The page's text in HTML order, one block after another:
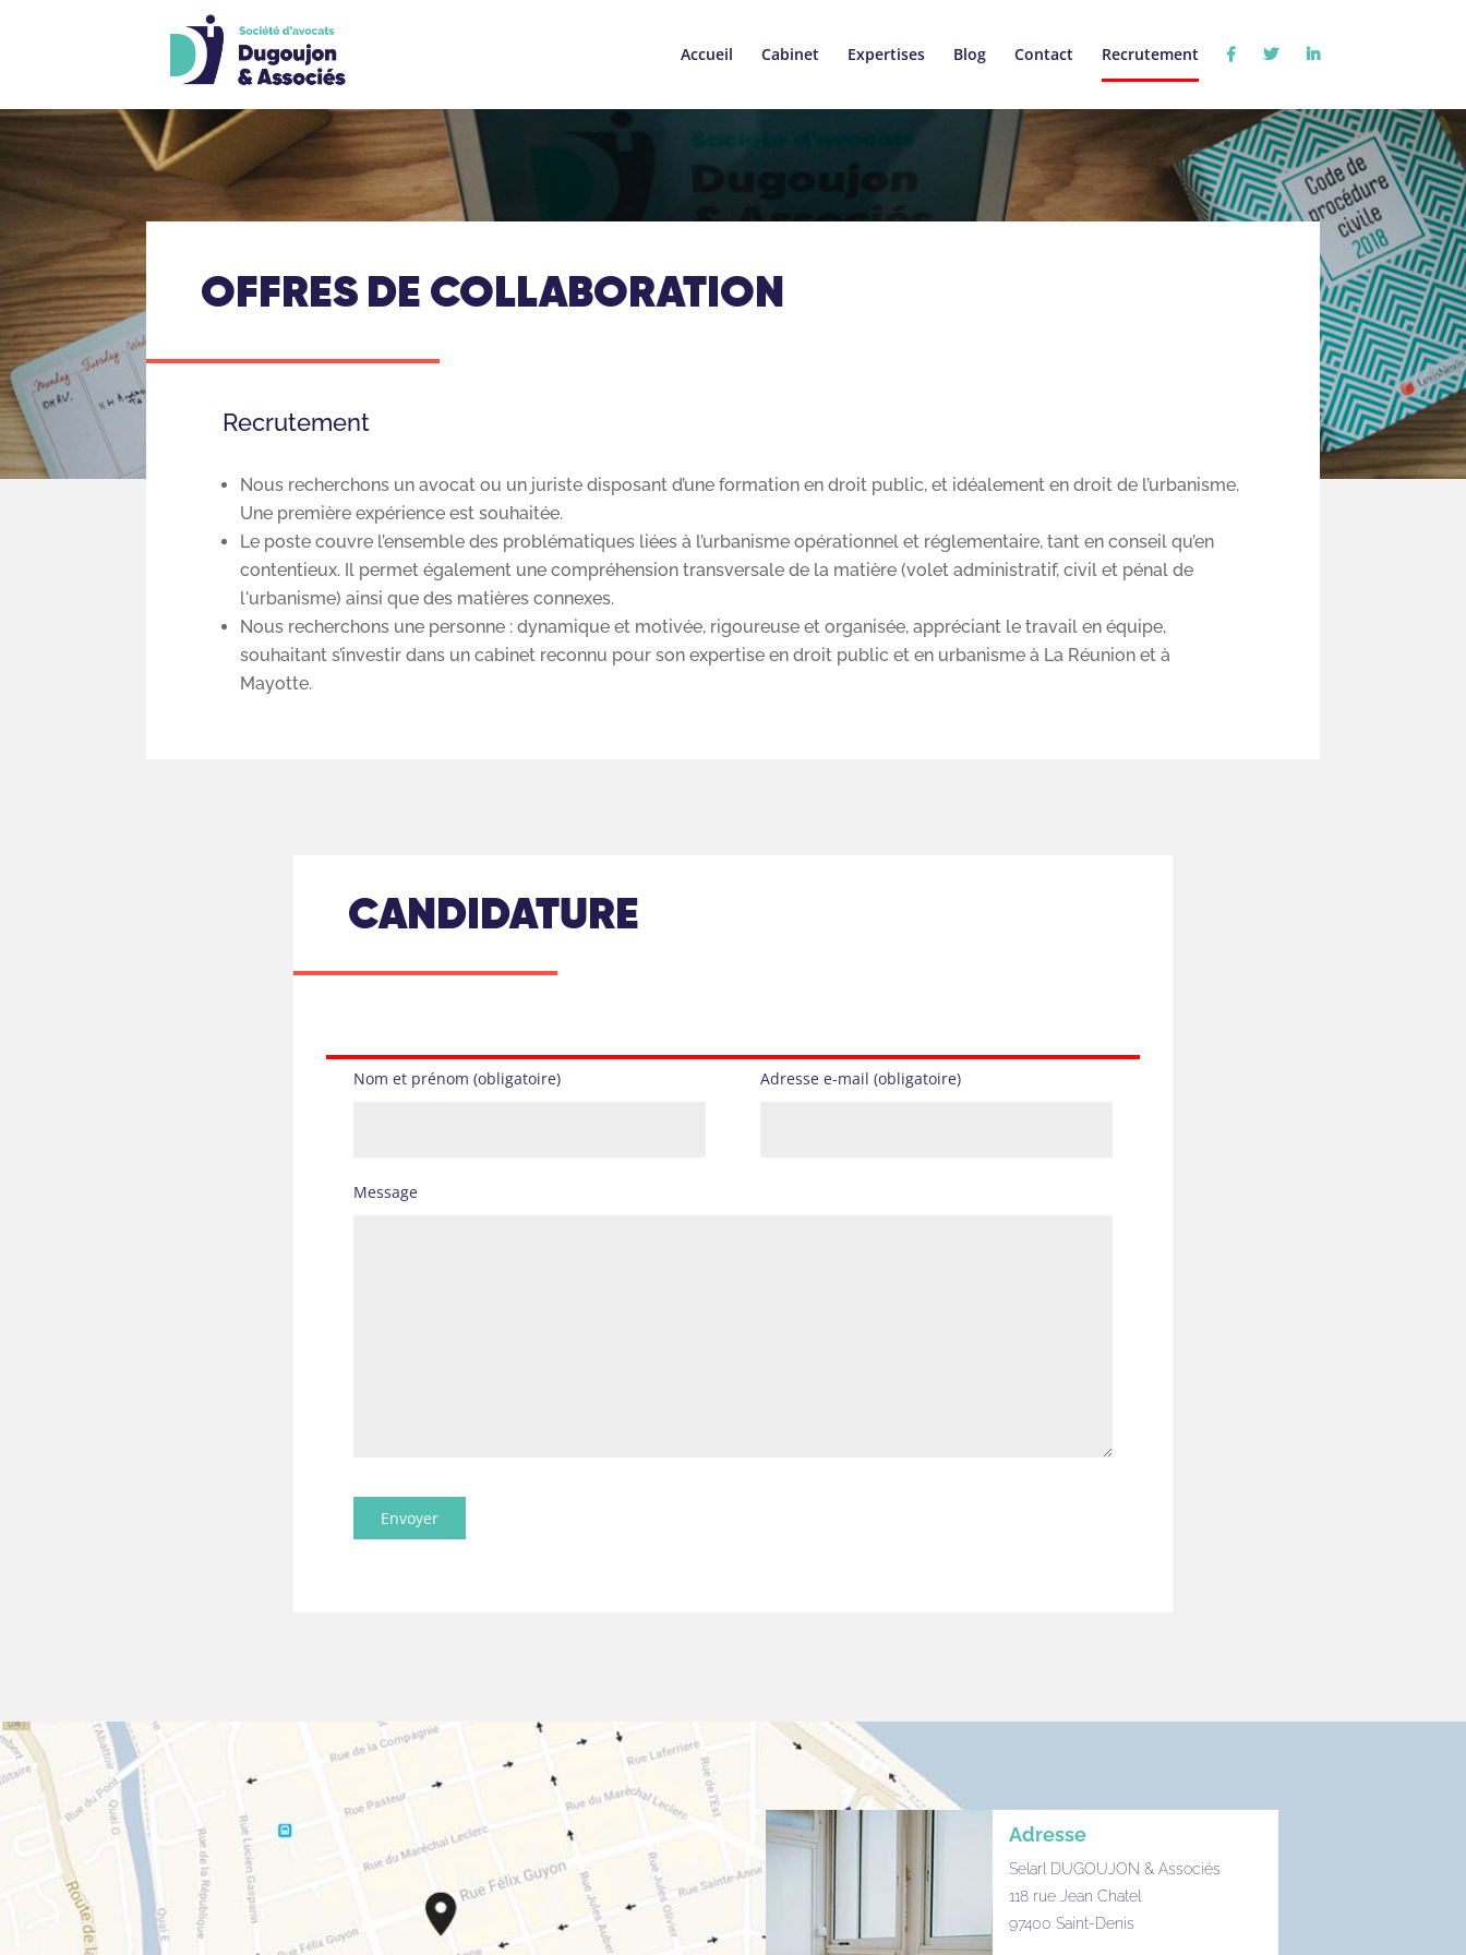
Accueil Cabinet Expertises Blog Contact Recrutement
OFFRES DE COLLABORATION
Recrutement
Nous recherchons un avocat ou un juriste disposant d’une formation en droit public, et idéalement en droit de l’urbanisme.
Une première expérience est souhaitée.
Le poste couvre l’ensemble des problématiques liées à l’urbanisme opérationnel et réglementaire, tant en conseil qu’en
contentieux. Il permet également une compréhension transversale de la matière (volet administratif, civil et pénal de
l'urbanisme) ainsi que des matières connexes.
Nous recherchons une personne : dynamique et motivée, rigoureuse et organisée, appréciant le travail en équipe,
souhaitant s’investir dans un cabinet reconnu pour son expertise en droit public et en urbanisme à La Réunion et à
Mayotte.
CANDIDATURE
Nom et prénom (obligatoire) Adresse e-mail (obligatoire)
Message
Adresse
Selarl DUGOUJON & Associés
118 rue Jean Chatel
97400 Saint-Denis